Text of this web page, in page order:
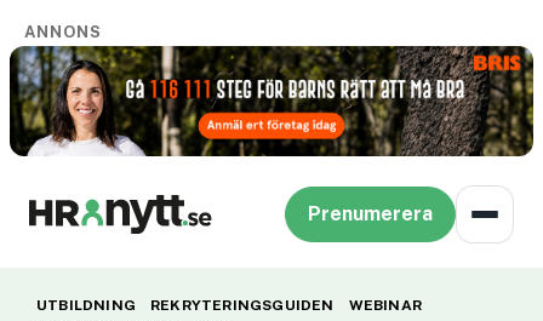
ANNONS
Prenumerera
UTBILDNING REKRYTERINGSGUIDEN
WEBINAR